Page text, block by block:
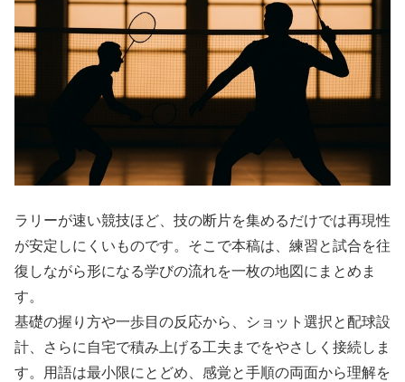
ラリーが速い競技ほど、技の断片を集めるだけでは再現性
が安定しにくいものです。そこで本稿は、練習と試合を往
復しながら形になる学びの流れを一枚の地図にまとめま
す。
基礎の握り方や一歩目の反応から、ショット選択と配球設
計、さらに自宅で積み上げる工夫までをやさしく接続しま
す。用語は最小限にとどめ、感覚と手順の両面から理解を